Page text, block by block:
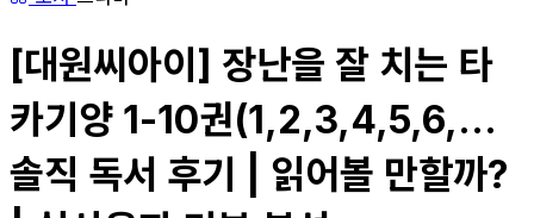
[대원씨아이] 장난을 잘 치는 타
카기양 1-10권(1,2,3,4,5,6,...
솔직 독서 후기 | 읽어볼 만할까?